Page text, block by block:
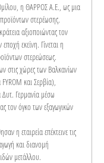
η ΘΑΡΡΟΣ Α.Ε., ως μια
στερέωσης.
αξιοποιώντας τον
εκείνη. Γίνεται η
στερεώσεως.
στις χώρες των Βαλκανίων
και Σερβία),
Γερμανία μέσω
τον όγκο των εξαγωγικών
η εταιρεία επέκτεινε τις
και διανομή
μετάλλου.